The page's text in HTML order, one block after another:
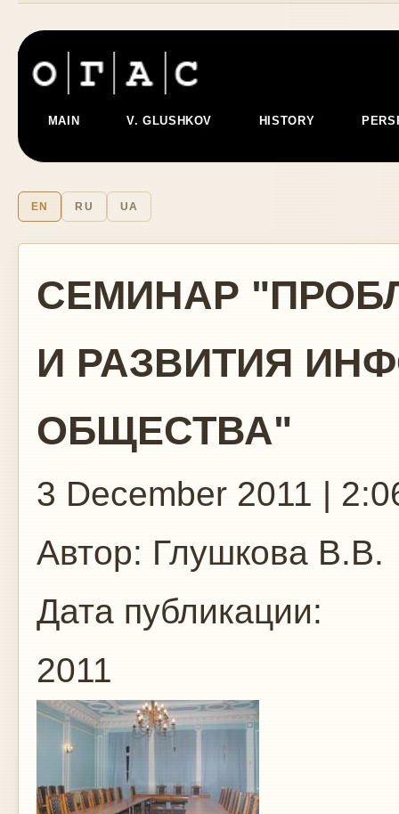
MAIN V. GLUSHKOV HISTORY
EN RU UA
СЕМИНАР
И РАЗВИТИЯ
ОБЩЕСТВА"
3 December 2011 |
Автор: Глушкова В.В.
Дата публикации:
2011